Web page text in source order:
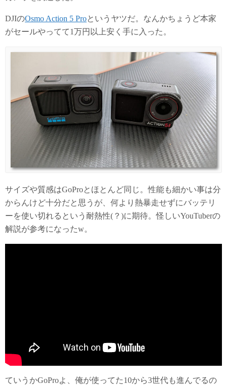
DJIのOsmo Action 5 Proというヤツだ。なんかちょうど本家
がセールやってて1万円以上安く手に入った。
サイズや質感はGoProとほとんど同じ。性能も細かい事は分
からんけど十分だと思うが、何より熱暴走せずにバッテリ
ーを使い切れるという耐熱性(？)に期待。怪しいYouTuberの
解説が参考になったw。
ていうかGoProよ、俺が使ってた10から3世代も進んでるの